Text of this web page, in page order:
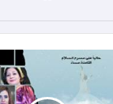
الوي
ب